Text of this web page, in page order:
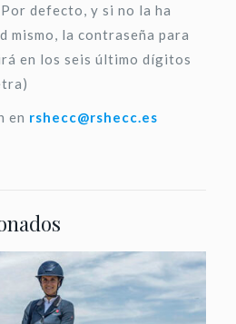
Por defecto, y si no la ha
mismo, la contraseña para
en los seis último dígitos
en rshecc@rshecc.es